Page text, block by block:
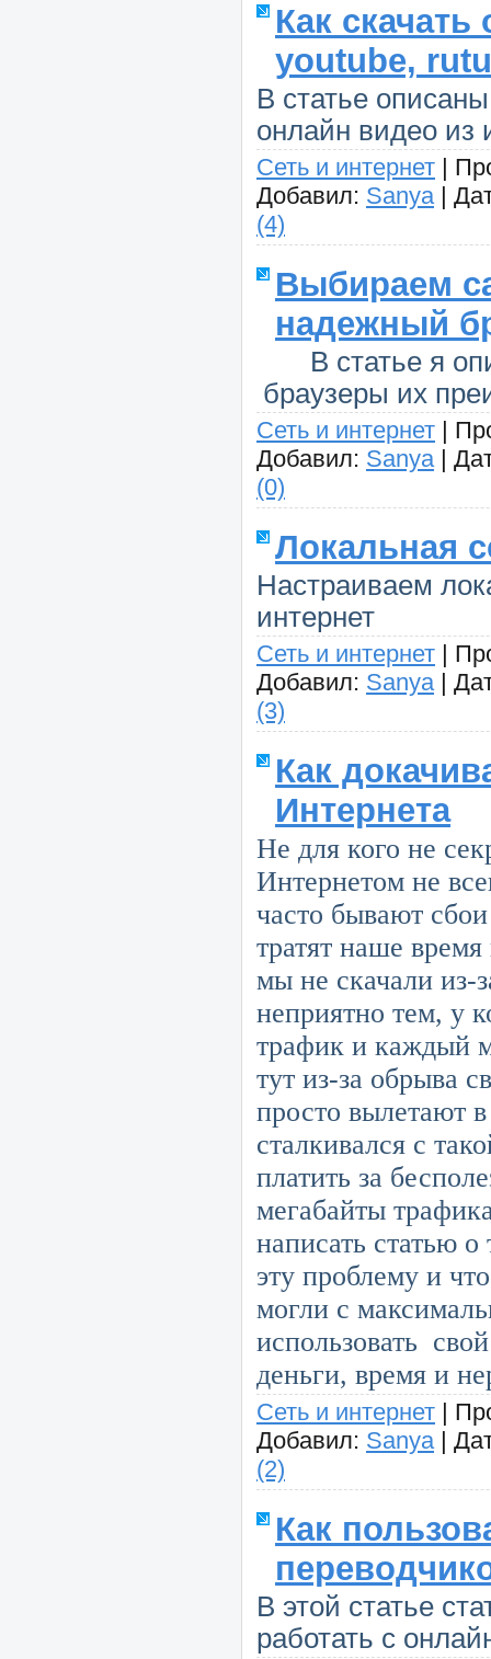
Как
youtube,
В статье
онлайн видео из
Сеть и интернет |
Добавил: Sanya |
(4)
Выбираем
надежный
В статье я
браузеры их
Сеть и интернет |
Добавил: Sanya |
(0)
Локальная
Настраиваем
интернет
Сеть и интернет |
Добавил: Sanya |
(3)
Как
Интернета
Не для кого не
Интернетом не
часто бывают
тратят наше
мы не скачали из-
неприятно тем, у
трафик и каждый
тут из-за обрыва
просто вылетают
сталкивался с
платить за
мегабайты
написать статью
эту проблему и
могли с
использовать
деньги, время и
Сеть и интернет |
Добавил: Sanya |
(2)
Как
В этой статье
работать с